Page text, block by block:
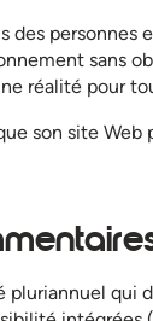
des
sans
réalité pour
son site
pluriannuel